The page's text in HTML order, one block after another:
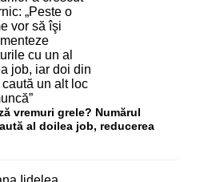
vremuri grele? Numărul
al doilea job, reducerea